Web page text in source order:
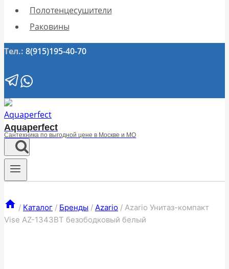
Полотенцесушители
Раковины
Тел.: 8(915)195-40-70
Aquaperfect
Сантехника по выгодной цене в Москве и МО
/ Каталог / Бренды / Azario / Azario Унитаз-компакт
Vise AZ-1343BT безободковый белый